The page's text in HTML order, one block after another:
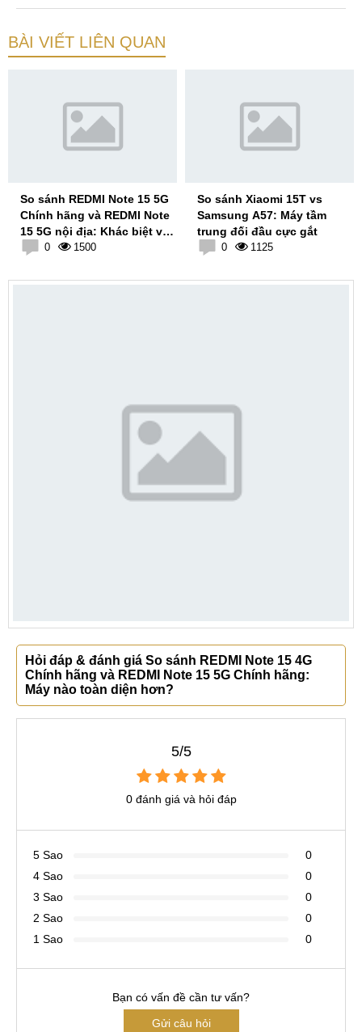
BÀI VIẾT LIÊN QUAN
So sánh REDMI Note 15 5G
Chính hãng và REDMI Note
15 5G nội địa: Khác biệt về
camera, pin
0 1500
So sánh Xiaomi 15T vs
Samsung A57: Máy tầm
trung đối đầu cực gắt
0 1125
Hỏi đáp & đánh giá So sánh REDMI Note 15 4G
Chính hãng và REDMI Note 15 5G Chính hãng:
Máy nào toàn diện hơn?
5/5
0 đánh giá và hỏi đáp
5 Sao
0
4 Sao
0
3 Sao
0
2 Sao
0
1 Sao
0
Bạn có vấn đề cần tư vấn?
Gửi câu hỏi